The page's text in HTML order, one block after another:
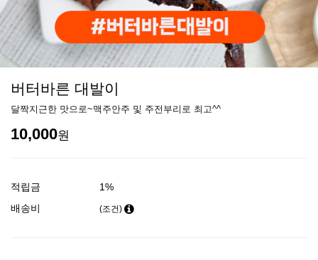
버터바른 대발이
달짝지근한 맛으로~맥주안주 및 주전부리로 최고^^
10,000원
적립금
1%
배송비
(조건)